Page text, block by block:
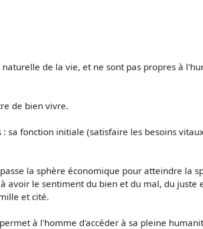
de la vie, et ne sont pas propres à
de bien vivre.
sa fonction initiale (satisfaire les besoins
la sphère économique pour atteindre la
le sentiment du bien et du mal, du juste
et cité.
à l'homme d'accéder à sa pleine